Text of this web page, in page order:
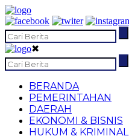
✖
BERANDA
PEMERINTAHAN
DAERAH
EKONOMI & BISNIS
HUKUM & KRIMINAL